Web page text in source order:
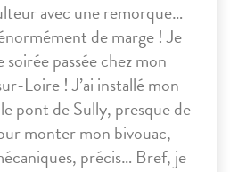
avec une remorque…
de marge ! Je
passée chez mon
Loire ! J’ai installé mon
pont de Sully, presque de
monter mon bivouac,
précis… Bref, je